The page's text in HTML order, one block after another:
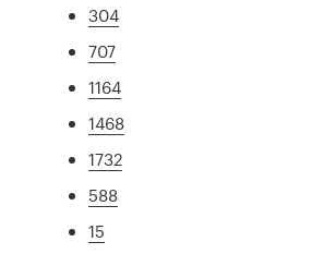
304
707
1164
1468
1732
588
15